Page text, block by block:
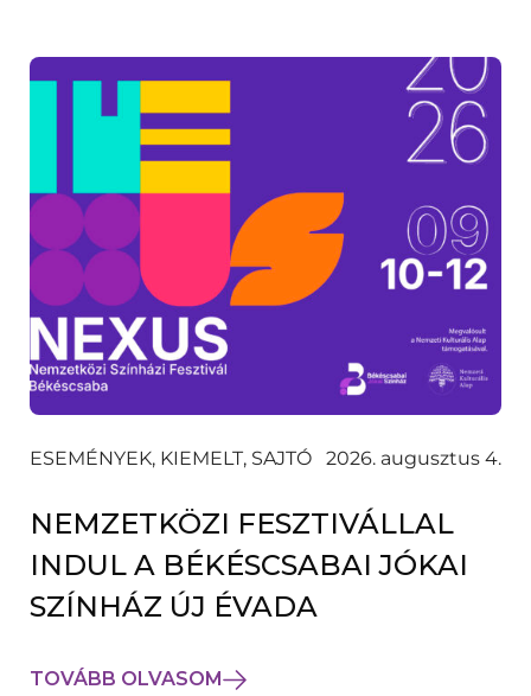
ESEMÉNYEK, KIEMELT, SAJTÓ 2026. augusztus 4.
NEMZETKÖZI FESZTIVÁLLAL
INDUL A BÉKÉSCSABAI JÓKAI
SZÍNHÁZ ÚJ ÉVADA
TOVÁBB OLVASOM